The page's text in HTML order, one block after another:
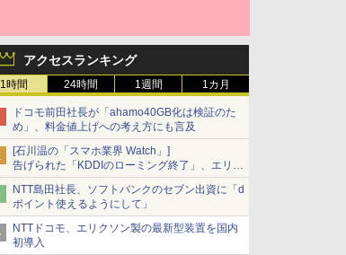
アクセスランキング
1時間 24時間 1週間 1カ月
ドコモ前田社長が「ahamo40GB化は検証のた
め」、料金値上げへの考え方にも言及
[石川温の「スマホ業界 Watch」]
告げられた「KDDIのローミング終了」、エリア
マップの落とし穴と楽天モバイルの課題
NTT島田社長、ソフトバンクのセブン出資に「d
ポイント使えるようにして」
NTTドコモ、エリクソン製の最新型装置を国内
初導入